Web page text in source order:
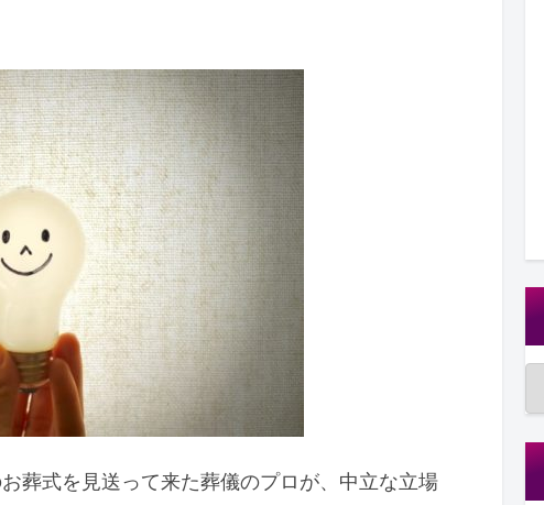
葬式を見送って来た葬儀のプロが、中立な立場